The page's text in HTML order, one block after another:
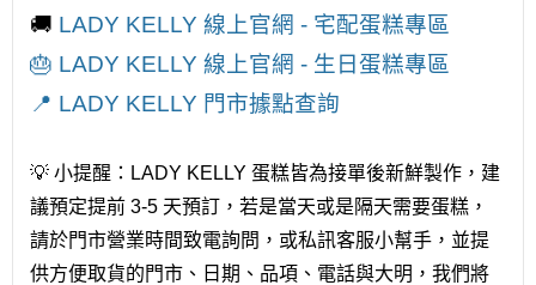
🚚 LADY KELLY 線上官網 - 宅配蛋糕專區
🎂 LADY KELLY 線上官網 - 生日蛋糕專區
📍 LADY KELLY 門市據點查詢
💡 小提醒：LADY KELLY 蛋糕皆為接單後新鮮製作，建
議預定提前 3-5 天預訂，若是當天或是隔天需要蛋糕，
請於門市營業時間致電詢問，或私訊客服小幫手，並提
供方便取貨的門市、日期、品項、電話與大明，我們將